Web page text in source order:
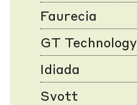
Faurecia
GT Technology
Idiada
Svott